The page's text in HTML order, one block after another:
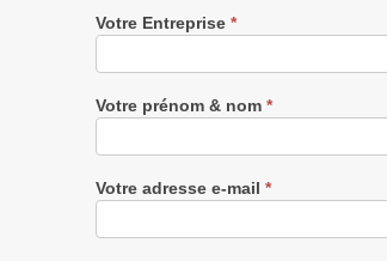
Recevez
notre
gratuitement
Votre Entreprise *
Votre prénom & nom *
Votre adresse e-mail *